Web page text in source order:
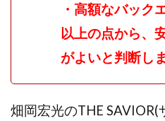
・高額なバック
以上の点から、
がよいと判断し
畑岡宏光のTHE